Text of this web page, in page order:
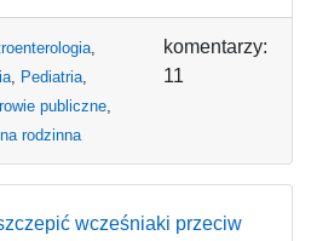
,
, Pediatria,
publiczne,
rodzinna
komentarzy:
11
wcześniaki przeciw